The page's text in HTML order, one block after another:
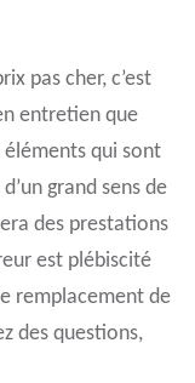
pas cher, c’est
entretien que
éléments qui sont
grand sens de
des prestations
est plébiscité
remplacement de
des questions,